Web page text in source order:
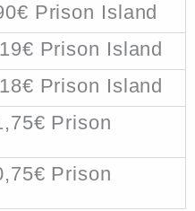
Prison Island
Prison Island
Prison Island
Prison
Prison